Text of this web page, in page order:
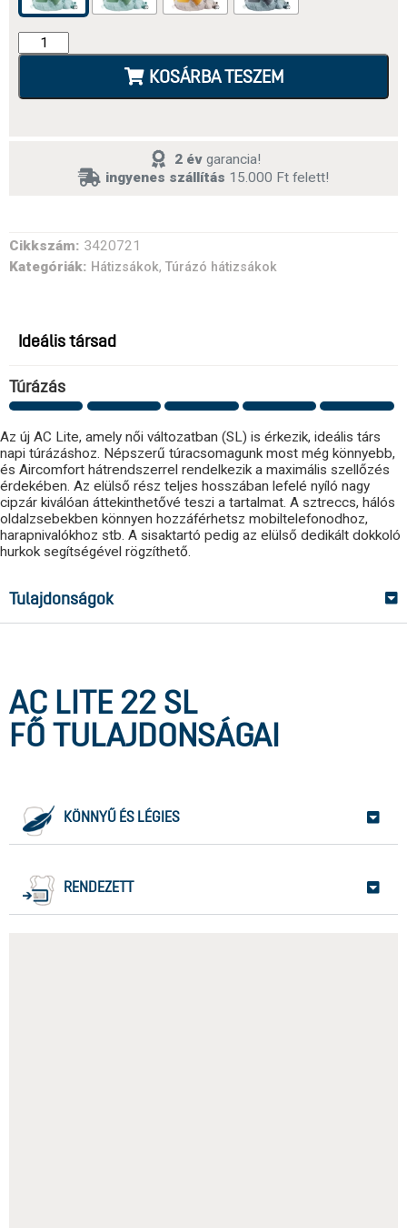
KOSÁRBA TESZEM
2 évgarancia!
ingyenes szállítás 15.000 Ft felett!
Cikkszám: 3420721
Kategóriák: Hátizsákok, Túrázó hátizsákok
Az új AC Lite, amely női változatban (SL) is érkezik, ideális társ
napi túrázáshoz. Népszerű túracsomagunk most még könnyebb,
és Aircomfort hátrendszerrel rendelkezik a maximális szellőzés
érdekében. Az elülső rész teljes hosszában lefelé nyíló nagy
cipzár kiválóan áttekinthetővé teszi a tartalmat. A sztreccs, hálós
oldalzsebekben könnyen hozzáférhetsz mobiltelefonodhoz,
harapnivalókhoz stb. A sisaktartó pedig az elülső dedikált dokkoló
hurkok segítségével rögzíthető.
Tulajdonságok
Ideális társad
Túrázás
AC LITE 22 SL
FŐ TULAJDONSÁGAI
KÖNNYŰ ÉS LÉGIES
RENDEZETT